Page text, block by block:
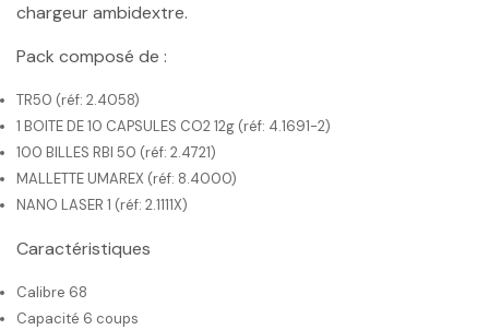
chargeur ambidextre.
Pack composé de :
TR50 (réf: 2.4058)
1 BOITE DE 10 CAPSULES CO2 12g (réf: 4.1691-2)
100 BILLES RBI 50 (réf: 2.4721)
MALLETTE UMAREX (réf: 8.4000)
NANO LASER 1 (réf: 2.1111X)
Caractéristiques
Calibre 68
Capacité 6 coups